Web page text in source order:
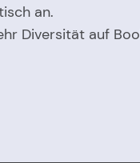
an.
Diversität auf